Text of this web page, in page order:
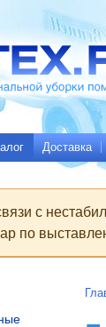
Доставка
с
по